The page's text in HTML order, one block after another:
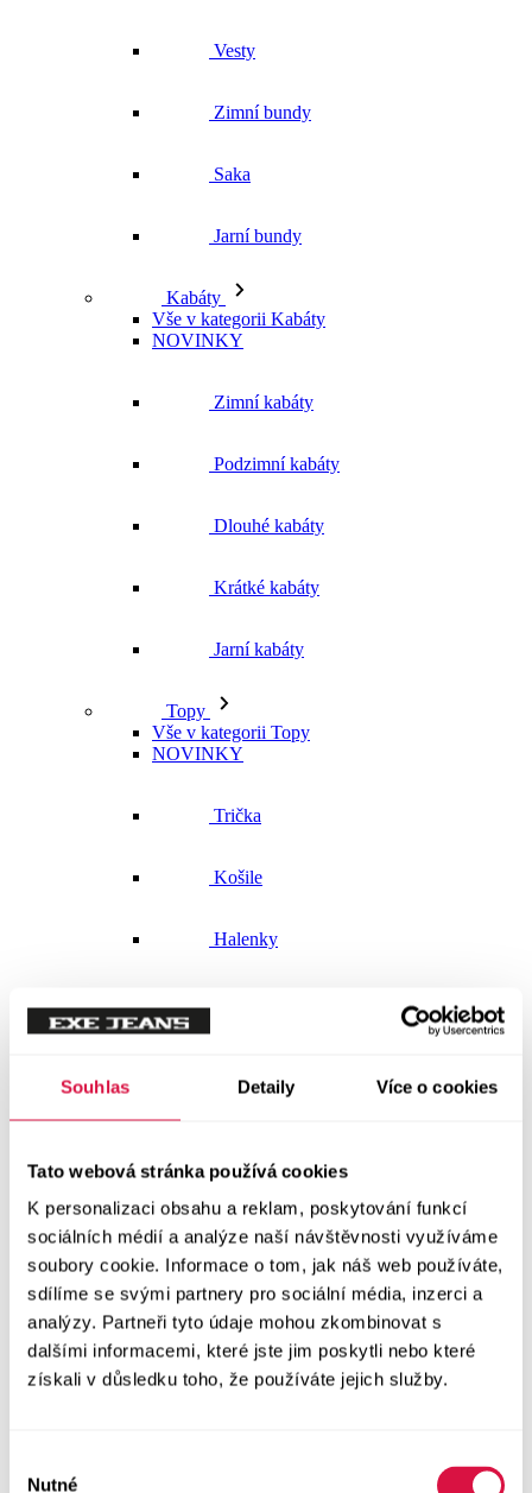
Souhlas Detaily Více o cookies
Tato webová stránka používá cookies
K personalizaci obsahu a reklam, poskytování funkcí
sociálních médií a analýze naší návštěvnosti využíváme
soubory cookie. Informace o tom, jak náš web používáte,
sdílíme se svými partnery pro sociální média, inzerci a
analýzy. Partneři tyto údaje mohou zkombinovat s
dalšími informacemi, které jste jim poskytli nebo které
získali v důsledku toho, že používáte jejich služby.
Nutné
Vesty
Zimní bundy
Saka
Jarní bundy
Kabáty
Vše v kategorii Kabáty
NOVINKY
Zimní kabáty
Podzimní kabáty
Dlouhé kabáty
Krátké kabáty
Jarní kabáty
Topy
Vše v kategorii Topy
NOVINKY
Trička
Košile
Halenky
Vše v kategorii Svetry a mikiny
Mikiny
Svetry
Šaty a sukně
Vše v kategorii Šaty a sukně
NOVINKY
Letní šaty